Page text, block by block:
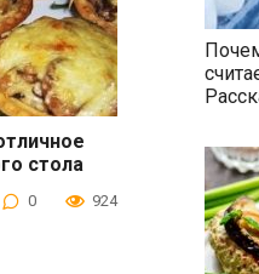
стола
0 924
Все